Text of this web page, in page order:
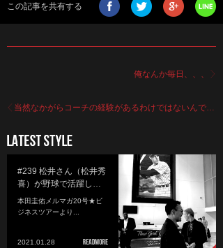
この記事を共有する
俺なんか毎日、、、
当然なかがらコーチの経験があるわけではないんで…
#239 松井さん（松井秀
喜）が野球で活躍し…
本田圭佑メルマガ20号★ビ
ジネスツアーより...
2021.01.28